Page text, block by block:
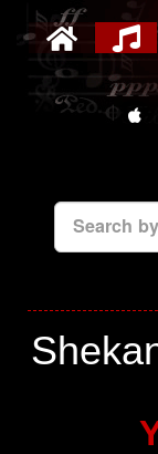
Search